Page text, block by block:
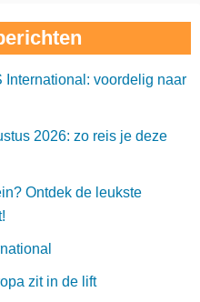
International: voordelig naar
2026: zo reis je deze
Ontdek de leukste
zit in de lift